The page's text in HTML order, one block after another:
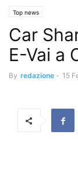
Top news
Car
E-Vai a
By redazione - 15